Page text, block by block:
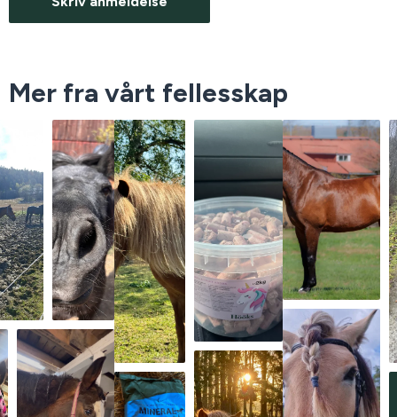
Mer fra vårt fellesskap